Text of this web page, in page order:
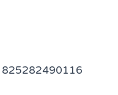
825282490116